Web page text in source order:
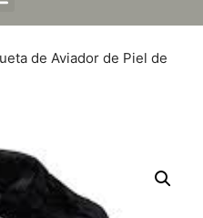
de Aviador de Piel de